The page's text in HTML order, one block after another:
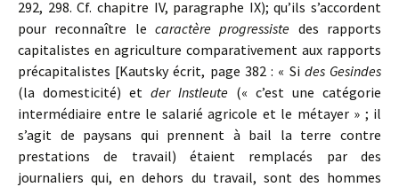
292, 298. Cf. chapitre IV, paragraphe IX); qu’ils s’accordent
pour reconnaître le caractère progressiste des rapports
capitalistes en agriculture comparativement aux rapports
précapitalistes [Kautsky écrit, page 382 : « Si des Gesindes
(la domesticité) et der Instleute (« c’est une catégorie
intermédiaire entre le salarié agricole et le métayer » ; il
s’agit de paysans qui prennent à bail la terre contre
prestations de travail) étaient remplacés par des
journaliers qui, en dehors du travail, sont des hommes